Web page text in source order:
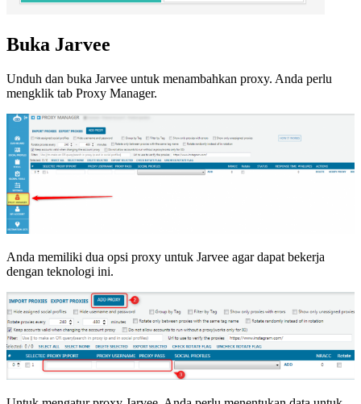
Buka Jarvee
Unduh dan buka Jarvee untuk menambahkan proxy. Anda perlu
mengklik tab Proxy Manager.
Anda memiliki dua opsi proxy untuk Jarvee agar dapat bekerja
dengan teknologi ini.